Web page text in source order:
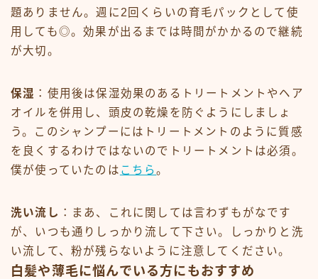
題ありません。週に2回くらいの育毛パックとして使
用しても◎。効果が出るまでは時間がかかるので継続
が大切。
保湿 ：使用後は保湿効果のあるトリートメントやヘア
オイルを併用し、頭皮の乾燥を防ぐようにしましょ
う。このシャンプーにはトリートメントのように質感
を良くするわけではないのでトリートメントは必須。
僕が使っていたのは こちら。
洗い流し ：まあ、これに関しては言わずもがなです
が、いつも通りしっかり流して下さい。しっかりと洗
い流して、粉が残らないように注意してください。
白髪や薄毛に悩んでいる方にもおすすめ